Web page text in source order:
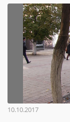
10.10.2017